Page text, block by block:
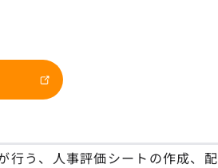
行う、人事評価シートの作成、配